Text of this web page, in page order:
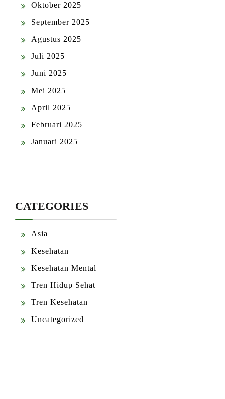
Oktober 2025
September 2025
Agustus 2025
Juli 2025
Juni 2025
Mei 2025
April 2025
Februari 2025
Januari 2025
CATEGORIES
Asia
Kesehatan
Kesehatan Mental
Tren Hidup Sehat
Tren Kesehatan
Uncategorized